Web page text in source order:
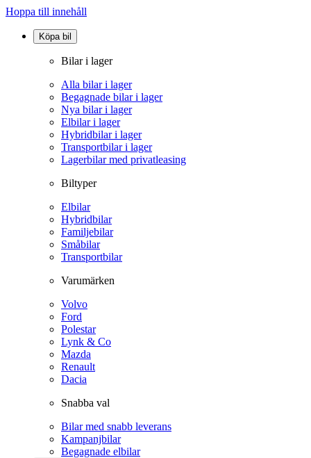
Hoppa till innehåll
Köpa bil
Bilar i lager
Alla bilar i lager
Begagnade bilar i lager
Nya bilar i lager
Elbilar i lager
Hybridbilar i lager
Transportbilar i lager
Lagerbilar med privatleasing
Biltyper
Elbilar
Hybridbilar
Familjebilar
Småbilar
Transportbilar
Varumärken
Volvo
Ford
Polestar
Lynk & Co
Mazda
Renault
Dacia
Snabba val
Bilar med snabb leverans
Kampanjbilar
Begagnade elbilar